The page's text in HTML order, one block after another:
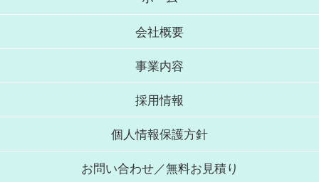
会社概要
事業内容
採用情報
個人情報保護方針
お問い合わせ／無料お見積り